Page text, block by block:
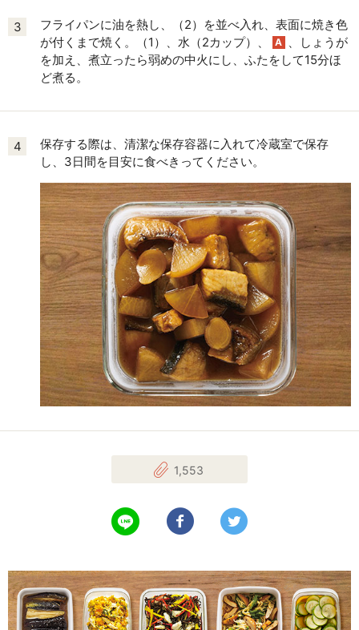
3
フライパンに油を熱し、（2）を並べ入れ、表面に焼き色
が付くまで焼く。（1）、水（2カップ）、
A 、しょうが
を加え、煮立ったら弱めの中火にし、ふたをして15分ほ
ど煮る。
4
保存する際は、清潔な保存容器に入れて冷蔵室で保存
し、3日間を目安に食べきってください。
1,553
LINEで送る Facebookでシェアする